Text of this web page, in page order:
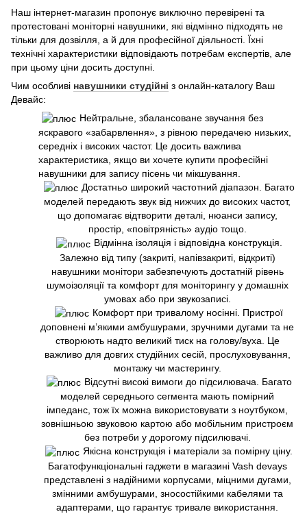
Наш інтернет-магазин пропонує виключно перевірені та
протестовані моніторні навушники, які відмінно підходять не
тільки для дозвілля, а й для професійної діяльності. Їхні
технічні характеристики відповідають потребам експертів, але
при цьому ціни досить доступні.
Чим особливі навушники студійні з онлайн-каталогу Ваш
Девайс:
Нейтральне, збалансоване звучання без
яскравого «забарвлення», з рівною передачею низьких,
середніх і високих частот. Це досить важлива
характеристика, якщо ви хочете купити професійні
навушники для запису пісень чи мікшування.
Достатньо широкий частотний діапазон. Багато
моделей передають звук від нижчих до високих частот,
що допомагає відтворити деталі, нюанси запису,
простір, «повітряність» аудіо тощо.
Відмінна ізоляція і відповідна конструкція.
Залежно від типу (закриті, напівзакриті, відкриті)
навушники монітори забезпечують достатній рівень
шумоізоляції та комфорт для моніторингу у домашніх
умовах або при звукозаписі.
Комфорт при тривалому носінні. Пристрої
доповнені м’якими амбушурами, зручними дугами та не
створюють надто великий тиск на голову/вуха. Це
важливо для довгих студійних сесій, прослуховування,
монтажу чи мастерингу.
Відсутні високі вимоги до підсилювача. Багато
моделей середнього сегмента мають помірний
імпеданс, тож їх можна використовувати з ноутбуком,
зовнішньою звуковою картою або мобільним пристроєм
без потреби у дорогому підсилювачі.
Якісна конструкція і матеріали за помірну ціну.
Багатофункціональні гаджети в магазині Vash devays
представлені з надійними корпусами, міцними дугами,
змінними амбушурами, зносостійкими кабелями та
адаптерами, що гарантує тривале використання.